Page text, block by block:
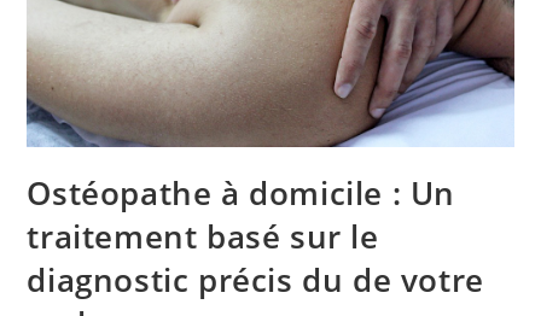
Ostéopathe à domicile : Un
traitement basé sur le
diagnostic précis du de votre